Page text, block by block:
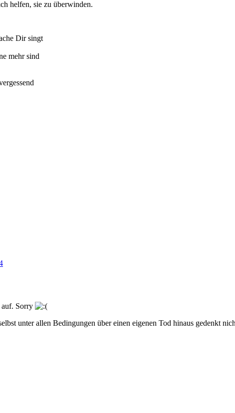
helfen, sie zu überwinden.
Dir singt
mehr sind
Sorry
unter allen Bedingungen über einen eigenen Tod hinaus gedenkt